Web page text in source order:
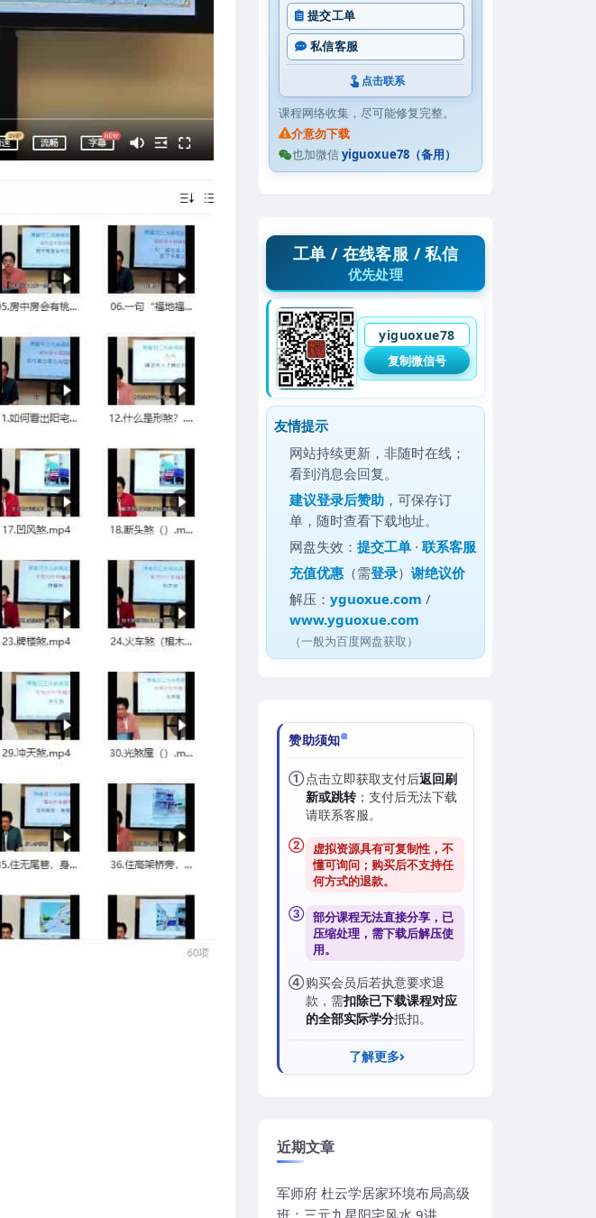
提交工单
私信客服
点击联系
课程网络收集，尽可能修复完整。
介意勿下载
也加微信yiguoxue78（备用）
工单 / 在线客服 / 私信
优先处理
yiguoxue78
复制微信号
友情提示
网站持续更新，非随时在线；
看到消息会回复。
建议登录后赞助 ，可保存订
单，随时查看下载地址。
网盘失效：提交工单 ·联系客服
充值优惠 （需登录）谢绝议价
解压：yguoxue.com /
www.yguoxue.com
（一般为百度网盘获取）
赞助须知
①点击立即获取支付后返回刷
新或跳转；支付后无法下载
请联系客服。
②
虚拟资源具有可复制性，不
懂可询问；购买后不支持任
何方式的退款。
③ 部分课程无法直接分享，已
压缩处理，需下载后解压使
用。
④购买会员后若执意要求退
款，需扣除已下载课程对应
的全部实际学分抵扣。
了解更多
近期文章
军师府 杜云学居家环境布局高级